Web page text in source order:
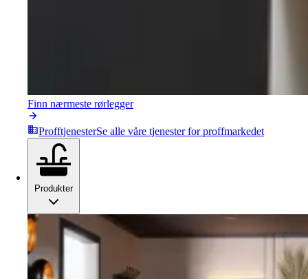
Finn nærmeste rørlegger
ProfftjenesterSe alle våre tjenester for proffmarkedet
Produkter